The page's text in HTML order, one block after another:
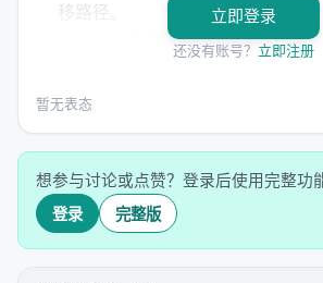
移路径。
开放问题：评测可信度、
→ 训练或构建流程 → 推理管线」四
示：将查询、文档、用户上下文编码
示，或构造结构化提示； 2.核心模块
立即登录
还没有账号？ 立即注册
暂无表态
想参与讨论或点赞？登录后使用完整功
登录 完整版